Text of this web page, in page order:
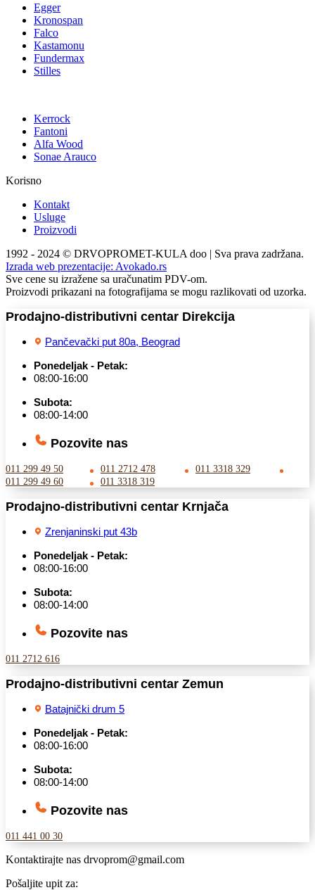
Egger
Kronospan
Falco
Kastamonu
Fundermax
Stilles
Kerrock
Fantoni
Alfa Wood
Sonae Arauco
Korisno
Kontakt
Usluge
Proizvodi
1992 - 2024 © DRVOPROMET-KULA doo | Sva prava zadržana.
Izrada web prezentacije: Avokado.rs
Sve cene su izražene sa uračunatim PDV-om.
Proizvodi prikazani na fotografijama se mogu razlikovati od uzorka.
Prodajno-distributivni centar Direkcija
Pančevački put 80a, Beograd
Ponedeljak - Petak:
08:00-16:00
Subota:
08:00-14:00
Pozovite nas
011 299 49 50 011 2712 478
011 3318 329
011 299 49 60
011 3318 319
Prodajno-distributivni centar Krnjača
Zrenjaninski put 43b
Ponedeljak - Petak:
08:00-16:00
Subota:
08:00-14:00
Pozovite nas
011 2712 616
Prodajno-distributivni centar Zemun
Batajnički drum 5
Ponedeljak - Petak:
08:00-16:00
Subota:
08:00-14:00
Pozovite nas
011 441 00 30
Kontaktirajte nas drvoprom@gmail.com
Pošaljite upit za: